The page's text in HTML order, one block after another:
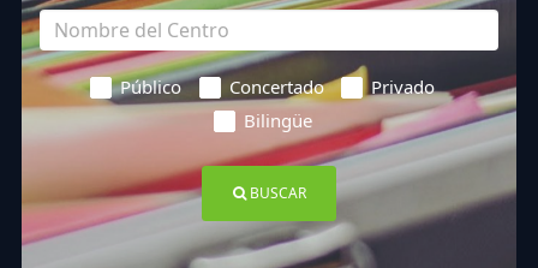
Público Concertado
Privado
Bilingüe
BUSCAR